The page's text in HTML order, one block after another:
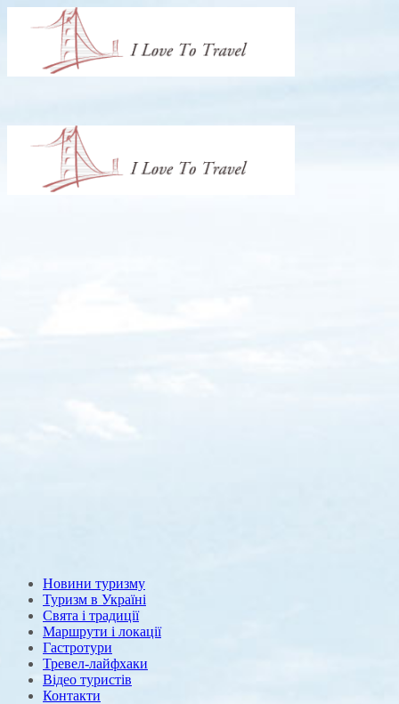
Новини туризму
Туризм в Україні
Свята і традиції
Маршрути і локації
Гастротури
Тревел-лайфхаки
Відео туристів
Контакти